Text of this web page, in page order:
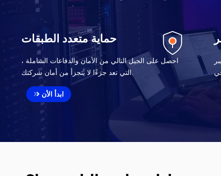
حماية متعدد الطبقات
احصل على الجيل التالي من الأمان والدفاعات الشاملة ،
التي تعد جزءًا لا يتجزأ من أمان شركتك.
ابدأ الأن